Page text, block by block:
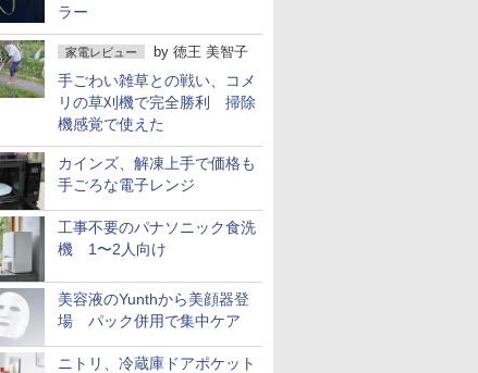
ラー
家電レビュー by 徳王 美智子
手ごわい雑草との戦い、コメ
リの草刈機で完全勝利 掃除
機感覚で使えた
カインズ、解凍上手で価格も
手ごろな電子レンジ
工事不要のパナソニック食洗
機 1〜2人向け
美容液のYunthから美顔器登
場 パック併用で集中ケア
ニトリ、冷蔵庫ドアポケット